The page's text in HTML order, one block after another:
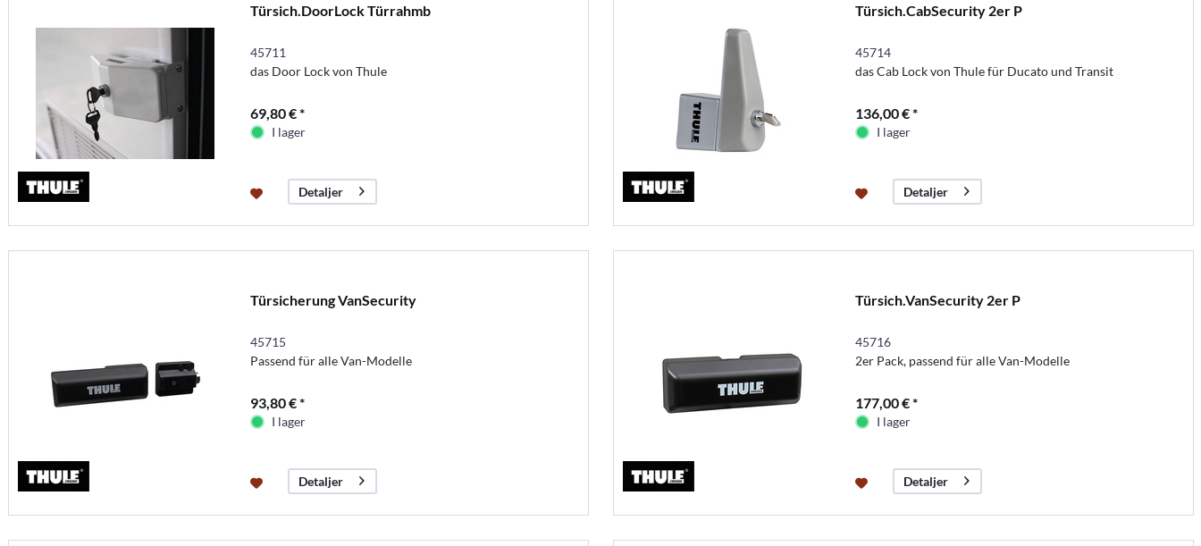
Türsich.DoorLock Türrahmb
45711
das Door Lock von Thule
69,80 € *
I lager
Detaljer
Türsich.CabSecurity 2er P
45714
das Cab Lock von Thule für Ducato und Transit
136,00 € *
I lager
Detaljer
Türsicherung VanSecurity
45715
Passend für alle Van-Modelle
93,80 € *
I lager
Detaljer
Türsich.VanSecurity 2er P
45716
2er Pack, passend für alle Van-Modelle
177,00 € *
I lager
Detaljer